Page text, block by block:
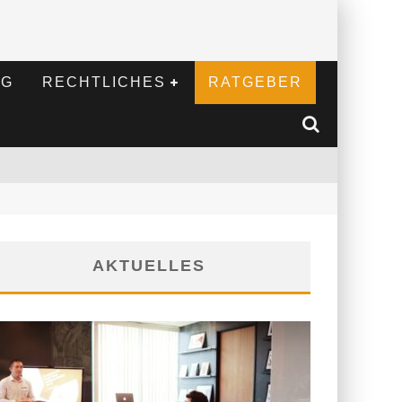
RECHTLICHES RATGEBER
AKTUELLES